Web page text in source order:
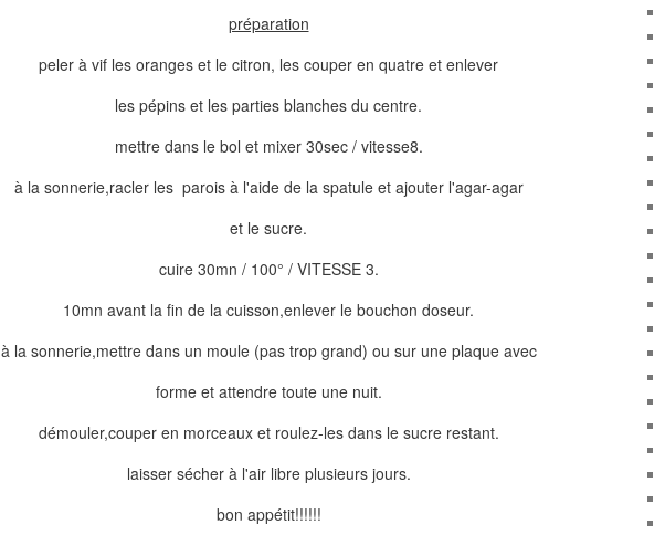
préparation
peler à vif les oranges et le citron, les couper en quatre et enlever
les pépins et les parties blanches du centre.
mettre dans le bol et mixer 30sec / vitesse8.
à la sonnerie,racler les parois à l'aide de la spatule et ajouter l'agar-agar
et le sucre.
cuire 30mn / 100° / VITESSE 3.
10mn avant la fin de la cuisson,enlever le bouchon doseur.
à la sonnerie,mettre dans un moule (pas trop grand) ou sur une plaque avec
forme et attendre toute une nuit.
démouler,couper en morceaux et roulez-les dans le sucre restant.
laisser sécher à l'air libre plusieurs jours.
bon appétit!!!!!!